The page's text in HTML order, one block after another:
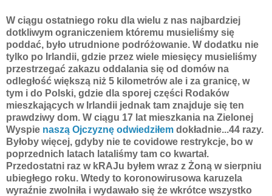
W ciągu ostatniego roku dla wielu z nas najbardziej
dotkliwym ograniczeniem któremu musieliśmy się
poddać, było utrudnione podróżowanie. W dodatku nie
tylko po Irlandii, gdzie przez wiele miesięcy musieliśmy
przestrzegać zakazu oddalania się od domów na
odległość większą niż 5 kilometrów ale i za granicę, w
tym i do Polski, gdzie dla sporej części Rodaków
mieszkających w Irlandii jednak tam znajduje się ten
prawdziwy dom. W ciągu 17 lat mieszkania na Zielonej
Wyspie naszą Ojczyznę odwiedziłem dokładnie...44 razy.
Byłoby więcej, gdyby nie te covidowe restrykcje, bo w
poprzednich latach lataliśmy tam co kwartał.
Przedostatni raz w kRAJu byłem wraz z Żoną w sierpniu
ubiegłego roku. Wtedy to koronowirusowa karuzela
wyraźnie zwolniła i wydawało się że wkrótce wszystko